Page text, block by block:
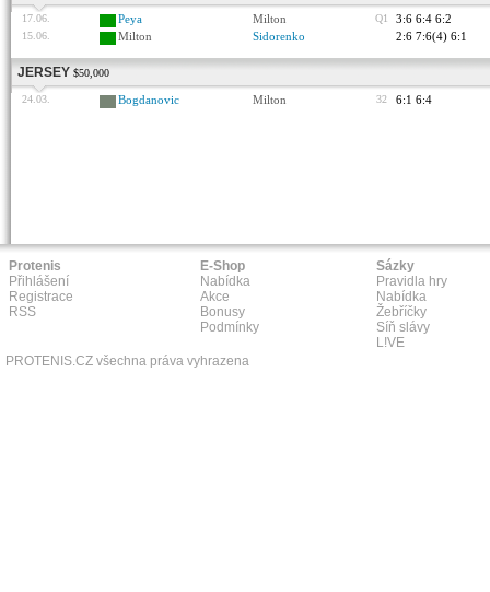
17.06. Peya Milton Q1 3:6 6:4 6:2
15.06. Milton Sidorenko 2:6 7:6(4) 6:1
JERSEY $50,000
24.03. Bogdanovic Milton 32 6:1 6:4
Protenis
Přihlášení
Registrace
RSS
E-Shop
Nabídka
Akce
Bonusy
Podmínky
Sázky
Pravidla hry
Nabídka
Žebříčky
Síň slávy
L!VE
PROTENIS.CZ všechna práva vyhrazena